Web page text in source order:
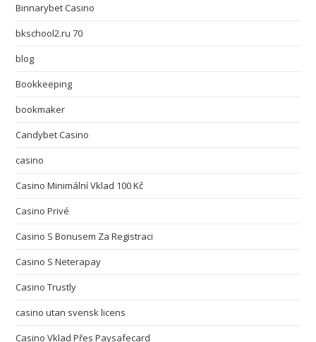
Binnarybet Casino
bkschool2.ru 70
blog
Bookkeeping
bookmaker
Candybet Casino
casino
Casino Minimální Vklad 100 Kč
Casino Privé
Casino S Bonusem Za Registraci
Casino S Neterapay
Casino Trustly
casino utan svensk licens
Casino Vklad Přes Paysafecard